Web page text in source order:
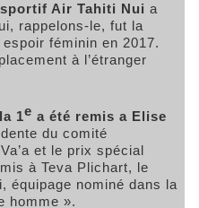
sportif Air Tahiti Nui a
rappelons-le, fut la
féminin en 2017.
à l’étranger
1e a été remis a Elise
du comité
et le prix spécial
à Teva Plichart, le
équipage nominé dans la
homme ».